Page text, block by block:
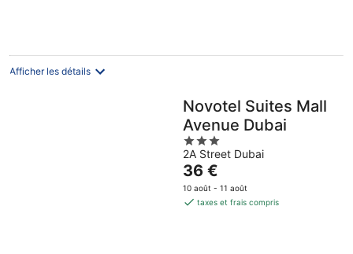
nuit
Afficher les détails
Novotel Suites Mall
Avenue Dubai
3
out
of
5
2A Street Dubai
Le
prix
est
36 €
10 août - 11 août
taxes et frais compris